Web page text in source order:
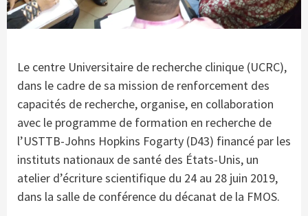
Le centre Universitaire de recherche clinique (UCRC),
dans le cadre de sa mission de renforcement des
capacités de recherche, organise, en collaboration
avec le programme de formation en recherche de
l’USTTB-Johns Hopkins Fogarty (D43) financé par les
instituts nationaux de santé des États-Unis, un
atelier d’écriture scientifique du 24 au 28 juin 2019,
dans la salle de conférence du décanat de la FMOS.